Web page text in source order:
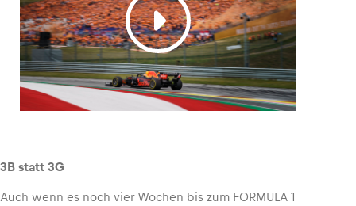
3B statt 3G
Auch wenn es noch vier Wochen bis zum FORMULA 1